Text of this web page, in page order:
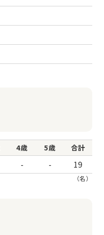
4歳 5歳 合計
- - 19
（名）